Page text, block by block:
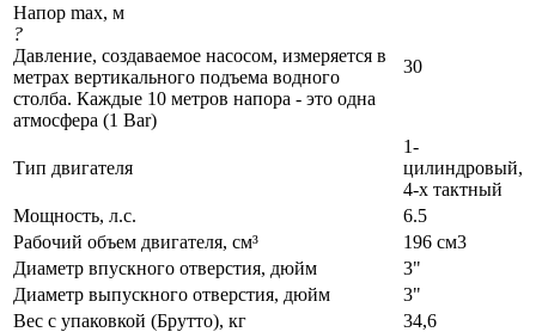
Напор max, м
?
Давление, создаваемое насосом, измеряется в
метрах вертикального подъема водного
столба. Каждые 10 метров напора - это одна
атмосфера (1 Bar)
30
Тип двигателя
1-
цилиндровый,
4-х тактный
Мощность, л.с.
6.5
Рабочий объем двигателя, см³
196 см3
Диаметр впускного отверстия, дюйм
3"
Диаметр выпускного отверстия, дюйм
3"
Вес с упаковкой (Брутто), кг
34,6